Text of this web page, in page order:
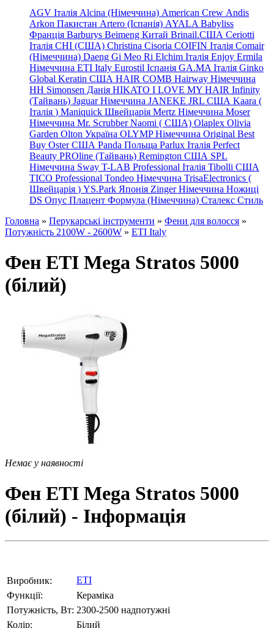
AGV Італія Alcina (Німеччина) American Crew Andis
Arkon Пакистан Artero (Іспанія) AYALA Babyliss
Франція Barburys Beimeng Китай Brinail.США Ceriotti
Італія CHI (США) Christina Cisoria COIFIN Італія Comair
(Німеччина) Daeng Gi Meo Ri Elchim Італія Enjoy Ermila
Німеччина ETI Italy Eurostil Іспанія GA.MA Італія Ginko
Global Keratin США HAIR COMB Hairway Німеччина
HH Simonsen Данія HIKATO I LOVE MY HAIR Infinity
(Тайвань) Jaguar Німеччина JANEKE JRL США Kaara (
Італія ) Maniquick Швейцарія Mertz Німеччина Moser
Німеччина Mr. Scrubber Naomi ( США) Olaplex Olivia
Garden Olton Україна OLYMP Німеччина Original Best
Buy Oster США Panda Польща Parlux Італія Perfect
Beauty PROline (Тайвань) Remington США SPL
Німеччина Sway T-LAB Professional Італія Tibolli США
TICO Professional Tondeo Німеччина TrisaElectronics (
Швейцарія ) YS.Park Японія Zinger Німеччина Ножиці
DS Опус Плацент Формула (Німеччина) Сталекс Стиль
Головна » Перукарські інструменти » Фени для волосся »
Потужність 2100W - 2600W » ETI Italy
Фен ETI Mega Stratos 5000
(білий)
Немає у наявності
Фен ETI Mega Stratos 5000
(білий) - Інформація
Виробник:
ETI
Функції:
Кераміка
Потужність, Вт: 2300-2500 надпотужні
Колір:
Білий